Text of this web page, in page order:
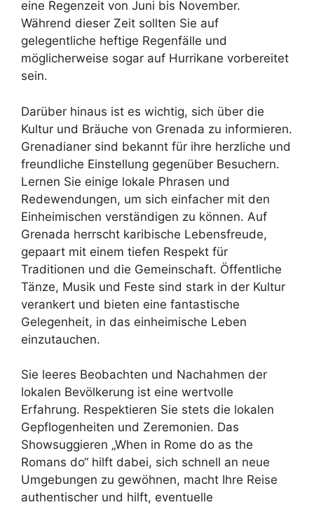
eine Regenzeit von Juni bis November.
Während dieser Zeit sollten Sie auf
gelegentliche heftige Regenfälle und
möglicherweise sogar auf Hurrikane vorbereitet
sein.
Darüber hinaus ist es wichtig, sich über die
Kultur und Bräuche von Grenada zu informieren.
Grenadianer sind bekannt für ihre herzliche und
freundliche Einstellung gegenüber Besuchern.
Lernen Sie einige lokale Phrasen und
Redewendungen, um sich einfacher mit den
Einheimischen verständigen zu können. Auf
Grenada herrscht karibische Lebensfreude,
gepaart mit einem tiefen Respekt für
Traditionen und die Gemeinschaft. Öffentliche
Tänze, Musik und Feste sind stark in der Kultur
verankert und bieten eine fantastische
Gelegenheit, in das einheimische Leben
einzutauchen.
Sie leeres Beobachten und Nachahmen der
lokalen Bevölkerung ist eine wertvolle
Erfahrung. Respektieren Sie stets die lokalen
Gepflogenheiten und Zeremonien. Das
Showsuggieren „When in Rome do as the
Romans do“ hilft dabei, sich schnell an neue
Umgebungen zu gewöhnen, macht Ihre Reise
authentischer und hilft, eventuelle